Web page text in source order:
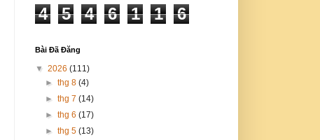
4 5 4 6 1 1 6
Bài Đã Đăng
▼ 2026 (111)
►thg 8(4)
►thg 7(14)
►thg 6(17)
►thg 5(13)